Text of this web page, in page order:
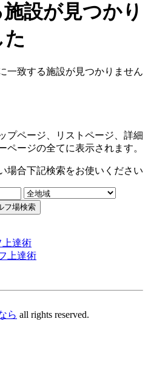
設が見つかり
一致する施設が見つかりません
プページ、リストページ、詳細
ページの全てに表示されます。
場合下記検索をお使いください
上達術
上達術
ら all rights reserved.